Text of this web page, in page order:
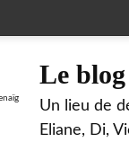
Le
Un lieu de
Eliane, Di,